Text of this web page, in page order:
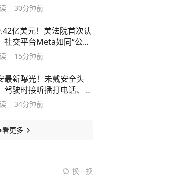
30分钟前
亿美元！美法院首次认
社交平台Meta如同“公共
”，对青少年造成伤害
15分钟前
最新曝光！未戴安全头
驾驶时接听播打电话、乱
物……
34分钟前
看更多
换一换